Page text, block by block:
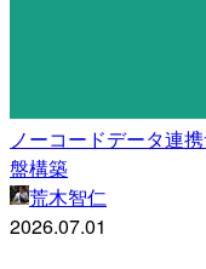
ノーコードデータ連
盤構築
荒木智仁
2026.07.01